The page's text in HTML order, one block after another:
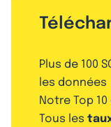
Plus de 100
les données
Notre Top 10
Tous les